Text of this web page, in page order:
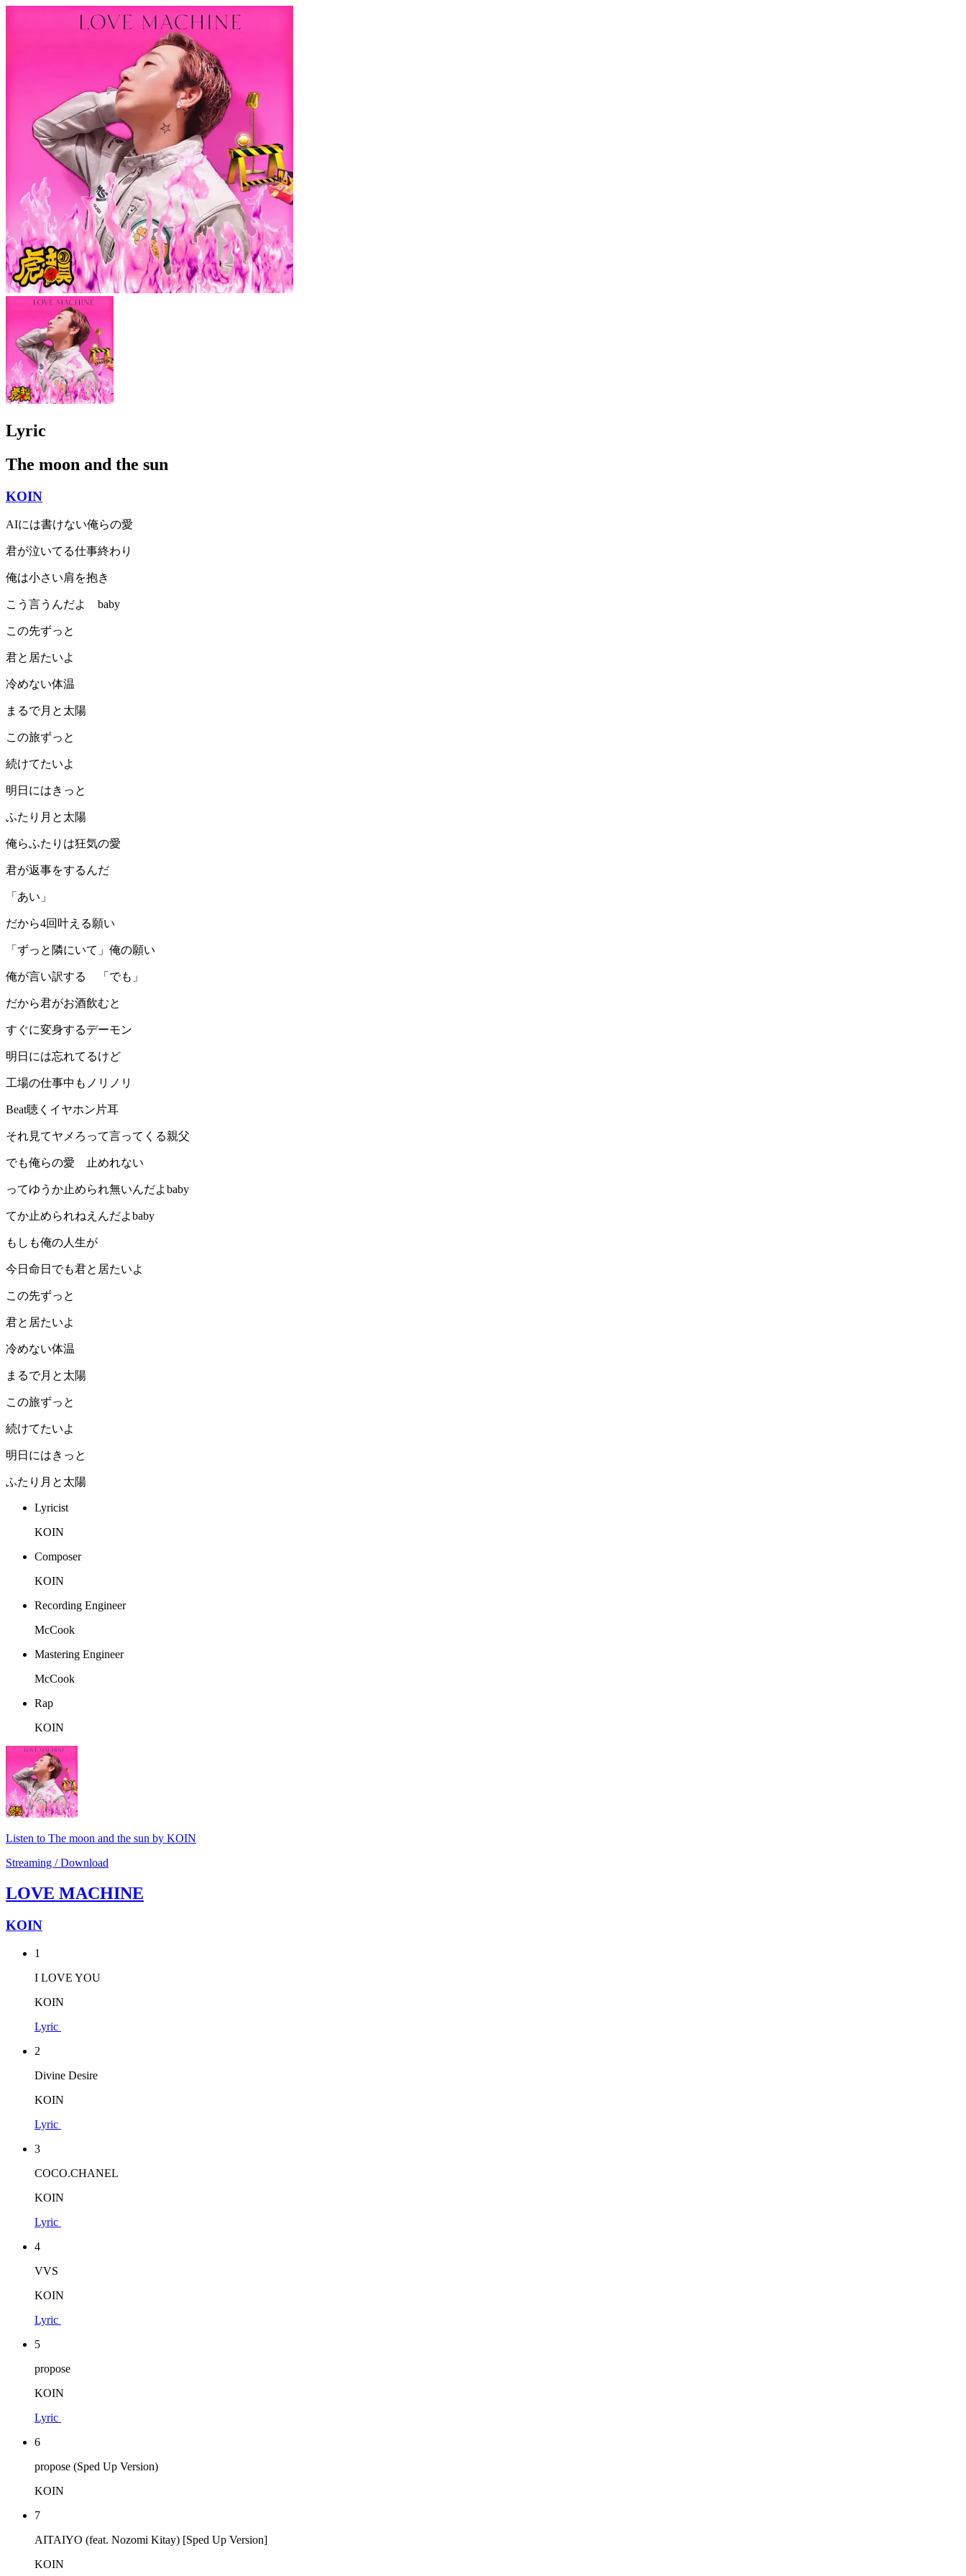
Lyric
The moon and the sun
KOIN
AIには書けない俺らの愛
君が泣いてる仕事終わり
俺は小さい肩を抱き
こう言うんだよ baby
この先ずっと
君と居たいよ
冷めない体温
まるで月と太陽
この旅ずっと
続けてたいよ
明日にはきっと
ふたり月と太陽
俺らふたりは狂気の愛
君が返事をするんだ
「あい」
だから4回叶える願い
「ずっと隣にいて」俺の願い
俺が言い訳する 「でも」
だから君がお酒飲むと
すぐに変身するデーモン
明日には忘れてるけど
工場の仕事中もノリノリ
Beat聴くイヤホン片耳
それ見てヤメろって言ってくる親父
でも俺らの愛 止めれない
ってゆうか止められ無いんだよbaby
てか止められねえんだよbaby
もしも俺の人生が
今日命日でも君と居たいよ
この先ずっと
君と居たいよ
冷めない体温
まるで月と太陽
この旅ずっと
続けてたいよ
明日にはきっと
ふたり月と太陽
Lyricist
KOIN
Composer
KOIN
Recording Engineer
McCook
Mastering Engineer
McCook
Rap
KOIN
Listen to The moon and the sun by KOIN
Streaming / Download
LOVE MACHINE
KOIN
1
I LOVE YOU
KOIN
Lyric
2
Divine Desire
KOIN
Lyric
3
COCO.CHANEL
KOIN
Lyric
4
VVS
KOIN
Lyric
5
propose
KOIN
Lyric
6
propose (Sped Up Version)
KOIN
7
AITAIYO (feat. Nozomi Kitay) [Sped Up Version]
KOIN